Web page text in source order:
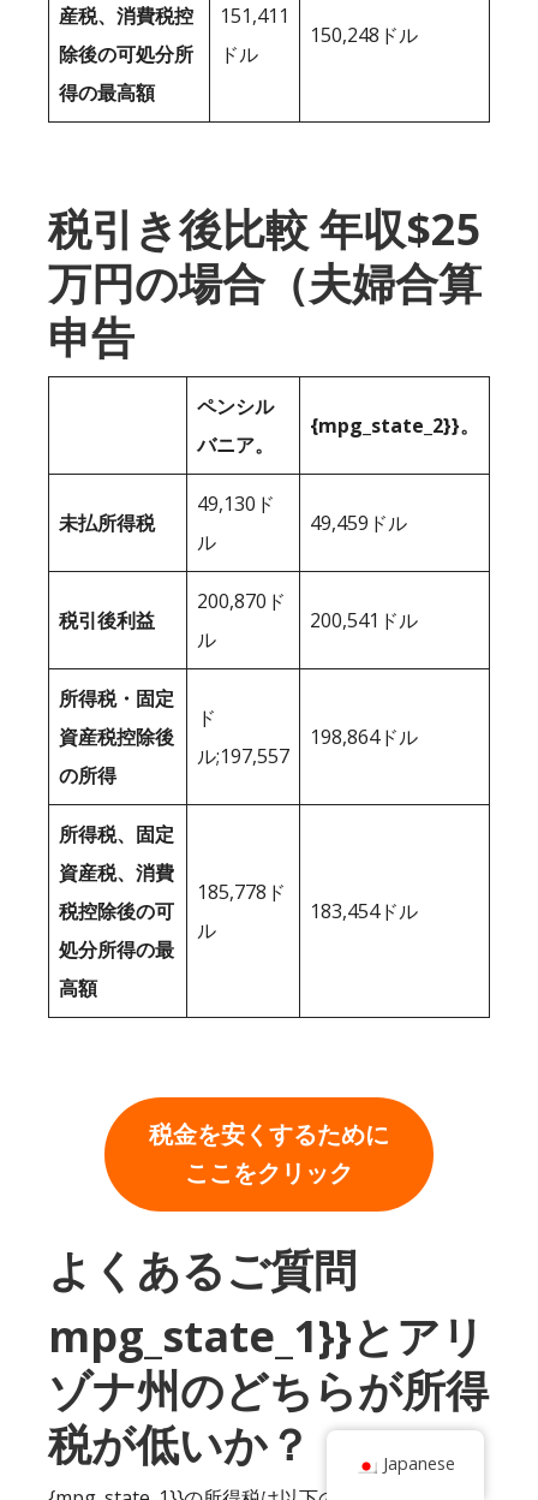
産税、消費税控
除後の可処分所
得の最高額
151,411
ドル
150,248ドル
税引き後比較 年収$25
万円の場合（夫婦合算
申告
ペンシル
バニア。
{mpg_state_2}}。
未払所得税
49,130ド
ル
49,459ドル
税引後利益
200,870ド
ル
200,541ドル
所得税・固定
資産税控除後
の所得
ド
ル;197,557
198,864ドル
所得税、固定
資産税、消費
税控除後の可
処分所得の最
高額
185,778ド
ル
183,454ドル
税金を安くするために
ここをクリック
よくあるご質問
mpg_state_1}}とアリ
ゾナ州のどちらが所得
税が低いか？
Japanese